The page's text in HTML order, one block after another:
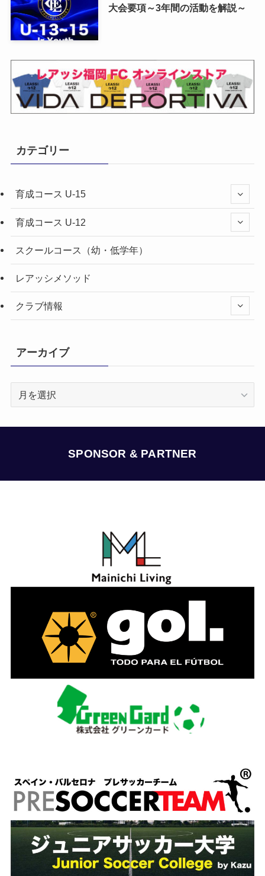
大会要項～3年間の活動を解説～
カテゴリー
育成コース U-15
育成コース U-12
スクールコース（幼・低学年）
レアッシメソッド
クラブ情報
アーカイブ
SPONSOR & PARTNER